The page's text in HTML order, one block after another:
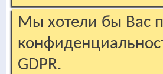
Мы хотели бы Вас
GDPR.